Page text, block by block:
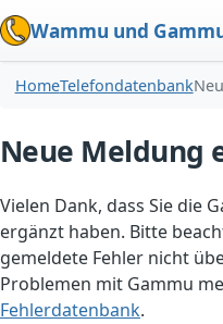
Wammu und
HomeTelefondatenbank
Neue Meldung
Vielen Dank, dass Sie die
ergänzt haben. Bitte
gemeldete Fehler nicht
Problemen mit Gammu
Fehlerdatenbank.